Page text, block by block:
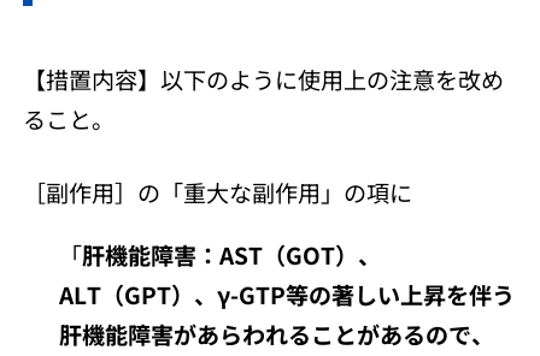
【措置内容】以下のように使用上の注意を改め
ること。
［副作用］の「重大な副作用」の項に
「肝機能障害：AST（GOT）、
ALT（GPT）、γ-GTP等の著しい上昇を伴う
肝機能障害があらわれることがあるので、